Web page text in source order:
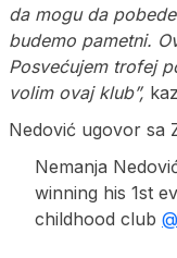
da mogu da
budemo pametni.
Posvećujem trofej
volim ovaj klub”,
Nedović ugovor sa
Nemanja
winning his 1st
childhood club